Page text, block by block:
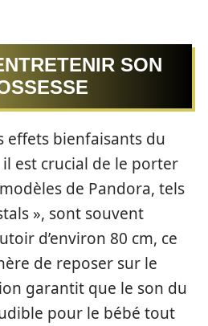
SON
effets bienfaisants du
est crucial de le porter
de Pandora, tels
», sont souvent
d’environ 80 cm, ce
de reposer sur le
garantit que le son du
pour le bébé tout